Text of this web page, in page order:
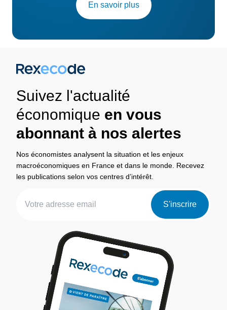
En savoir plus
Suivez l'actualité
économique en vous
abonnant à nos alertes
Nos économistes analysent la situation et les enjeux
macroéconomiques en France et dans le monde. Recevez
les publications selon vos centres d’intérêt.
S'inscrire